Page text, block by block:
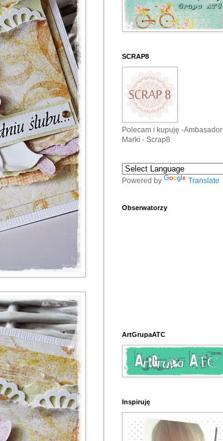
SCRAP8
Polecam i kupuję -Ambasador
Marki - Scrap8
Powered by Translate
Obserwatorzy
ArtGrupaATC
Inspiruję